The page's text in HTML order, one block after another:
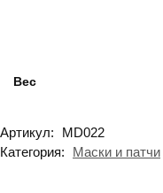
Вес
Артикул:
MD022
Категория:
Маски и патчи